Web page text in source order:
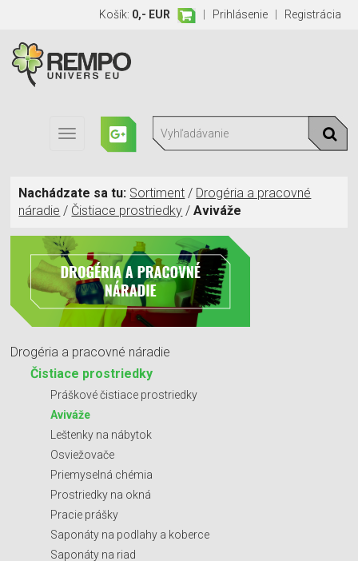
Košík: 0,- EUR | Prihlásenie| Registrácia
Toggle
navigation
Nachádzate sa tu: Sortiment / Drogéria a pracovné
náradie / Čistiace prostriedky /Aviváže
Drogéria a pracovné náradie
Čistiace prostriedky
Práškové čistiace prostriedky
Aviváže
Leštenky na nábytok
Osviežovače
Priemyselná chémia
Prostriedky na okná
Pracie prášky
Saponáty na podlahy a koberce
Saponáty na riad